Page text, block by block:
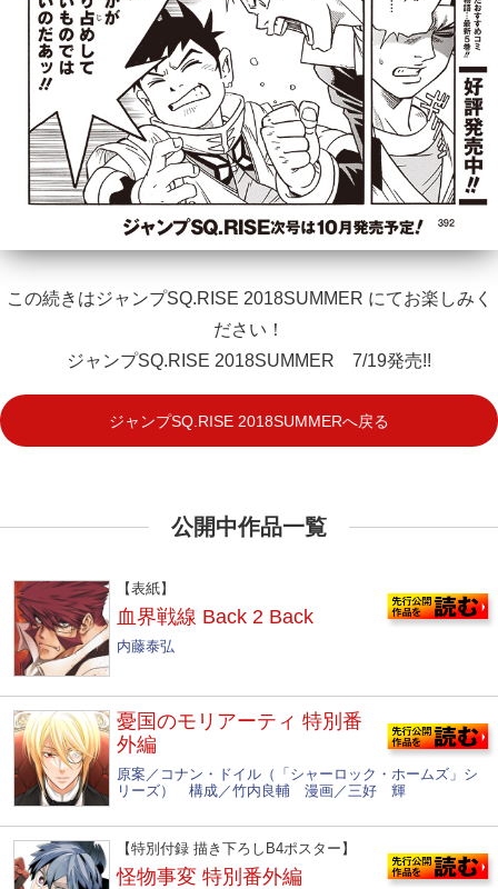
この続きはジャンプSQ.RISE 2018SUMMER にてお楽しみく
ださい！
ジャンプSQ.RISE 2018SUMMER 7/19発売!!
ジャンプSQ.RISE 2018SUMMERへ戻る
公開中作品一覧
【表紙】
血界戦線 Back 2 Back
内藤泰弘
憂国のモリアーティ 特別番
外編
原案／コナン・ドイル（「シャーロック・ホームズ」シ
リーズ） 構成／竹内良輔 漫画／三好 輝
【特別付録 描き下ろしB4ポスター】
怪物事変 特別番外編